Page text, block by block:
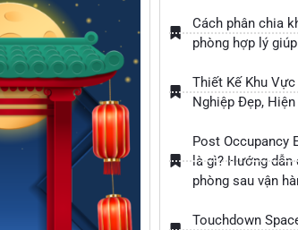
Cách phân chia
phòng hợp lý
Thiết Kế Khu
Nghiệp Đẹp,
Post Occupancy
là gì? Hướng dẫn
phòng sau vận
Touchdown